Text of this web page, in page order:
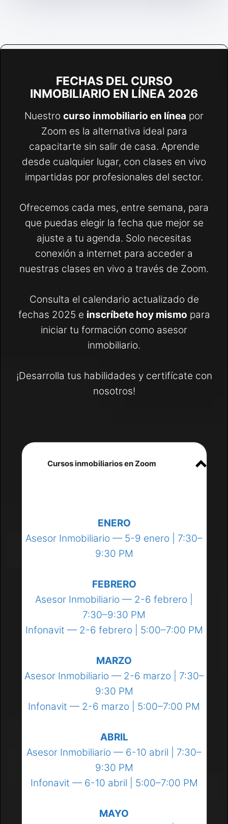
FECHAS DEL CURSO
INMOBILIARIO EN LÍNEA 2026
Nuestro curso inmobiliario en línea por
Zoom es la alternativa ideal para
capacitarte sin salir de casa. Aprende
desde cualquier lugar, con clases en vivo
impartidas por profesionales del sector.
Ofrecemos cada mes, entre semana, para
que puedas elegir la fecha que mejor se
ajuste a tu agenda. Solo necesitas
conexión a internet para acceder a
nuestras clases en vivo a través de Zoom.
Consulta el calendario actualizado de
fechas 2025 e inscríbete hoy mismo para
iniciar tu formación como asesor
inmobiliario.
¡Desarrolla tus habilidades y certifícate con
nosotros!
Cursos inmobiliarios en Zoom
ENERO
Asesor Inmobiliario — 5-9 enero | 7:30–
9:30 PM
FEBRERO
Asesor Inmobiliario — 2-6 febrero |
7:30–9:30 PM
Infonavit — 2-6 febrero | 5:00–7:00 PM
MARZO
Asesor Inmobiliario — 2-6 marzo | 7:30–
9:30 PM
Infonavit — 2-6 marzo | 5:00–7:00 PM
ABRIL
Asesor Inmobiliario — 6-10 abril | 7:30–
9:30 PM
Infonavit — 6-10 abril | 5:00–7:00 PM
MAYO